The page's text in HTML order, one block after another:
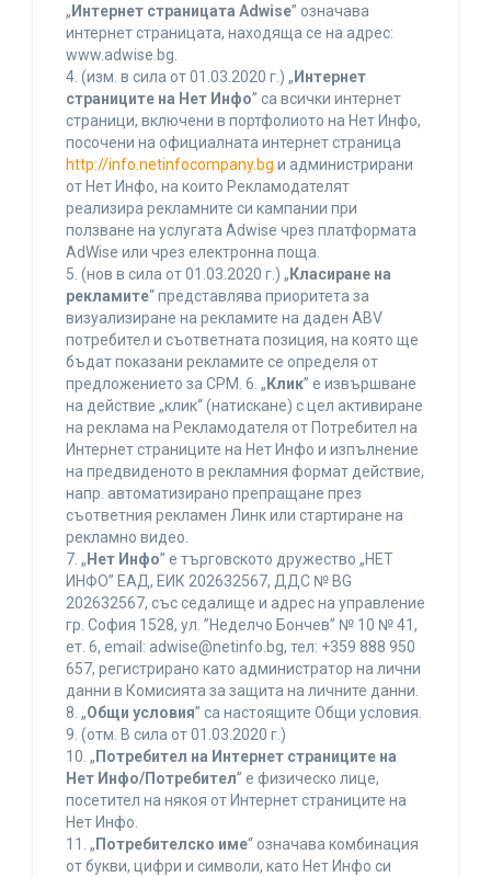
„ Интернет страницата Adwise” означава
интернет страницата, находяща се на адрес:
www.adwise.bg.
4. (изм. в сила от 01.03.2020 г.) „ Интернет
страниците на Нет Инфо” са всички интернет
страници, включени в портфолиото на Нет Инфо,
посочени на официалната интернет страница
http://info.netinfocompany.bg и администрирани
от Нет Инфо, на които Рекламодателят
реализира рекламните си кампании при
ползване на услугата Adwise чрез платформата
AdWise или чрез електронна поща.
5. (нов в сила от 01.03.2020 г.) „ Класиране на
рекламите“ представлява приоритета за
визуализиране на рекламите на даден ABV
потребител и съответната позиция, на която ще
бъдат показани рекламите се определя от
предложението за CPM. 6. „ Клик” е извършване
на действие „клик“ (натискане) с цел активиране
на реклама на Рекламодателя от Потребител на
Интернет страниците на Нет Инфо и изпълнение
на предвиденото в рекламния формат действие,
напр. автоматизирано препращане през
съответния рекламен Линк или стартиране на
рекламно видео.
7. „ Нет Инфо” е търговското дружество „НЕТ
ИНФО” ЕАД, ЕИК 202632567, ДДС № BG
202632567, със седалище и адрес на управление
гр. София 1528, ул. ”Неделчо Бончев” № 10 № 41,
ет. 6, еmail: adwise@netinfo.bg, тел: +359 888 950
657, регистрирано като администратор на лични
данни в Комисията за защита на личните данни.
8. „Общи условия” са настоящите Общи условия.
9. (отм. В сила от 01.03.2020 г.)
10. „ Потребител на Интернет страниците на
Нет Инфо/Потребител” е физическо лице,
посетител на някоя от Интернет страниците на
Нет Инфо.
11. „ Потребителско име“ означава комбинация
от букви, цифри и символи, като Нет Инфо си